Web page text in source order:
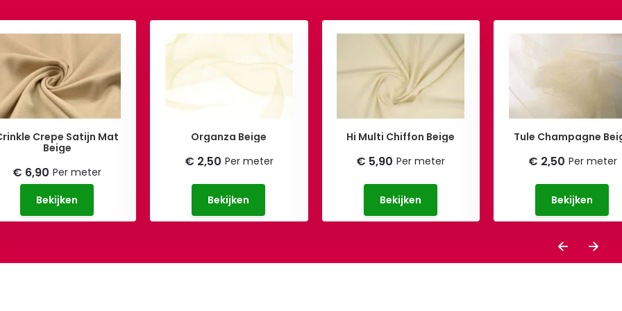
Crepe Satijn Mat
Beige
€ 6,90 Per meter
Bekijken
Organza Beige
€ 2,50 Per meter
Bekijken
Hi Multi Chiffon Beige
€ 5,90 Per meter
Bekijken
Tule Champagne
€ 2,50 Per meter
Bekijken